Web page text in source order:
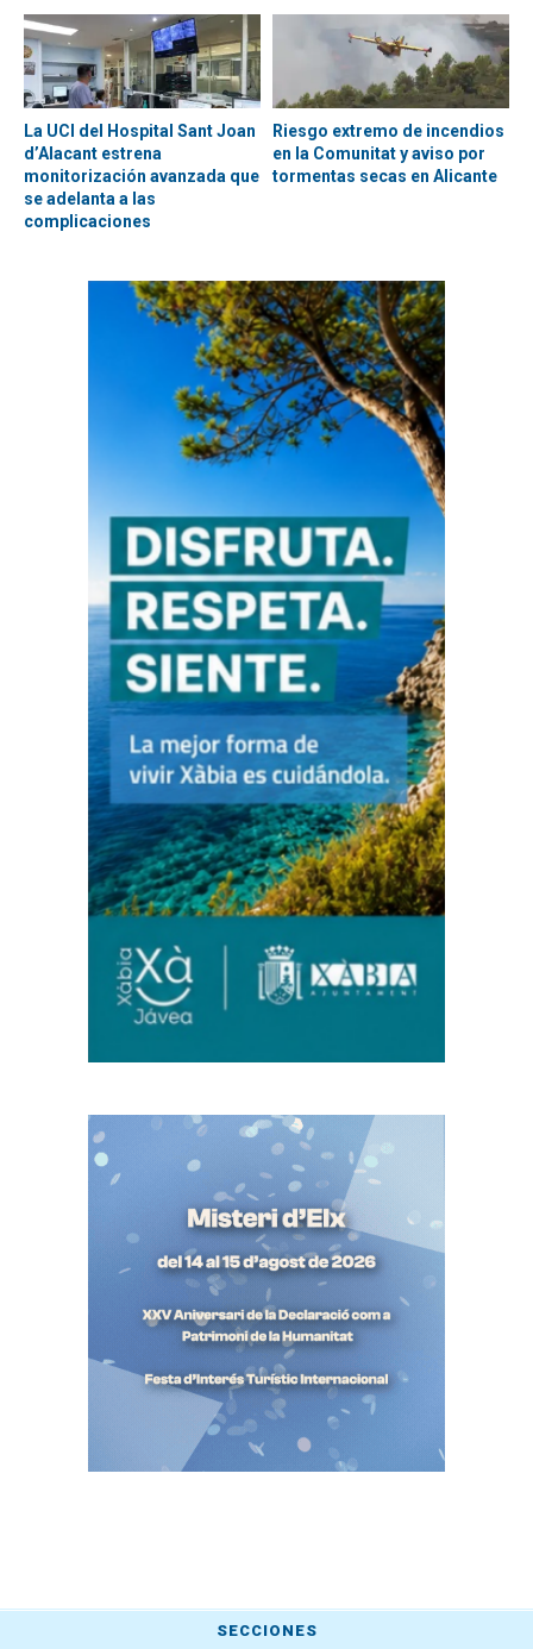
La UCI del Hospital Sant Joan
d’Alacant estrena
monitorización avanzada que
se adelanta a las
complicaciones
Riesgo extremo de incendios
en la Comunitat y aviso por
tormentas secas en Alicante
SECCIONES